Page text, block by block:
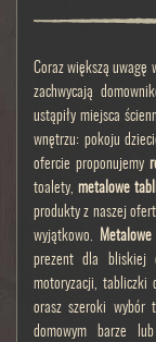
Coraz większą uwagę
zachwycają
ustąpiły miejsca
wnętrzu: pokoju
ofercie proponujemy
toalety, metalowe
produkty z naszej
wyjątkowo.
prezent dla bliskiej
motoryzacji, tabliczki
orasz szeroki wybór
domowym barze